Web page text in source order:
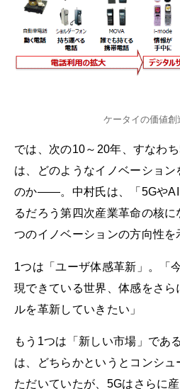
ケータイの価値創
では、次の10～20年、すなわ
は、どのようなイノベーショ
のか――。中村氏は、「5GやAI
るだろう第四次産業革命の核
つのイノベーションの方向性を
1つは「ユーザ体感革新」。「
現できている世界、体感をさら
ルを革新していきたい」
もう1つは「新しい市場」であ
は、どちらかというとコンシ
ただいていたが、5Gはさらに